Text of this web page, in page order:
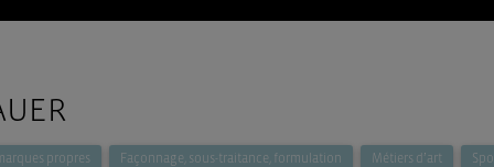
propres Façonnage, sous-traitance, formulation Métiers d’art